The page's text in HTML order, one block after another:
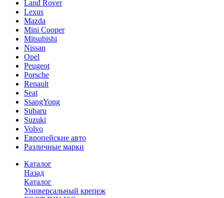
Land Rover
Lexus
Mazda
Mini Cooper
Mitsubishi
Nissan
Opel
Peugeot
Porsche
Renault
Seat
SsangYong
Subaru
Suzuki
Volvo
Европейские авто
Различные марки
Каталог
Назад
Каталог
Универсальный крепеж